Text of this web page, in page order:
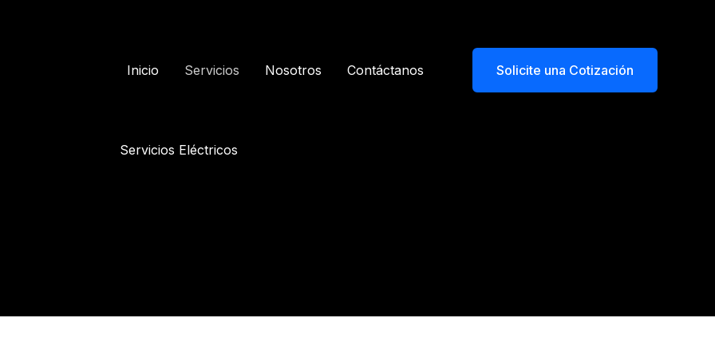
Inicio
Servicios Nosotros Contáctanos Solicite una Cotización
Servicios Eléctricos